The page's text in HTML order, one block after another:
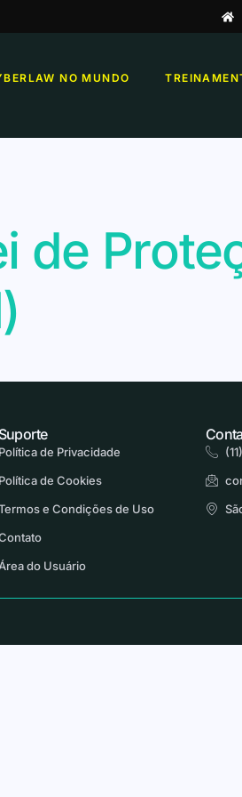
NO MUNDO
de
Suporte
Política de Privacidade
Política de Cookies
e Condições de Uso
do Usuário